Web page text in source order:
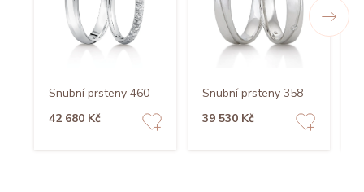
Snubní prsteny 460
42 680 Kč
Snubní prsteny 358
39 530 Kč